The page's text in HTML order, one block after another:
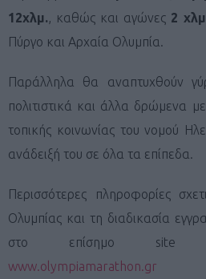
12χλμ., καθώς και αγώνες 2
Πύργο και Αρχαία Ολυμπία.
Παράλληλα θα αναπτυχθούν
πολιτιστικά και άλλα δρώμενα
τοπικής κοινωνίας του νομού
ανάδειξή του σε όλα τα επίπεδα.
Περισσότερες πληροφορίες
Ολυμπίας και τη διαδικασία
στο επίσημο site
www.olympiamarathon.gr